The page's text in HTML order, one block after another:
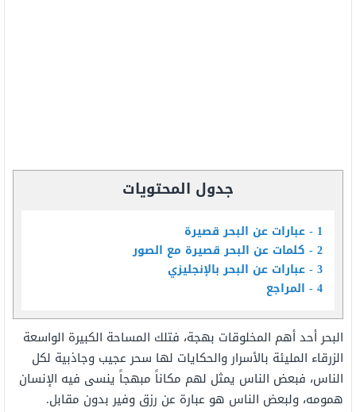
جدول المحتويات
1 عبارات عن البحر قصيرة
2 كلمات عن البحر قصيرة مع الصور
3 عبارات عن البحر بالإنجليزي
4 المراجع
البحر أحد أهم المخلوقات بهجة، فتلك المساحة الكبيرة الواسعة
الزرقاء المليئة بالأسرار والحكايات لها سحر عجيب وجاذبية لكل
الناس، فبعض الناس يمثل لهم مكاناً مبهجاً ينسى فيه الإنسان
همومه، ولبعض الناس هو عبارة عن رزق وفير بدون مقابل.